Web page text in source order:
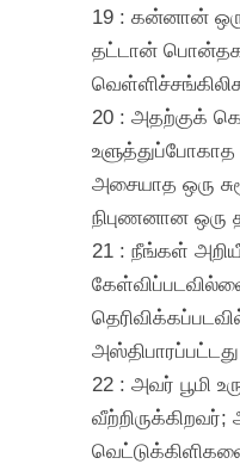
19 : கன்னான்
தட்டான்
20 : அதற்குக்
அசையாத ஒரு
நிபுணனான ஒரு
21 : நீங்கள்
22 : அவர் பூமி
வீற்றிருக்கிறவர்;